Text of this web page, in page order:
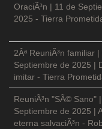
OraciÃ³n | 11 de
2025 - Tierra
2Âª ReuniÃ³n familiar
Septiembre de 2025 |
imitar - Tierra
ReuniÃ³n "SÃ© Sano"
Septiembre de 2025 |
eterna salvaciÃ³n -